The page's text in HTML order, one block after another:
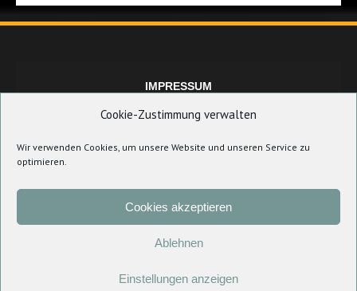
Cookie-Zustimmung verwalten
Wir verwenden Cookies, um unsere Website und unseren Service zu
optimieren.
Cookies akzeptieren
Ablehnen
Einstellungen anzeigen
IMPRESSUM
DATENSCHUTZERKLÄRUNG
COOKIE-RICHTLINIE (EU)